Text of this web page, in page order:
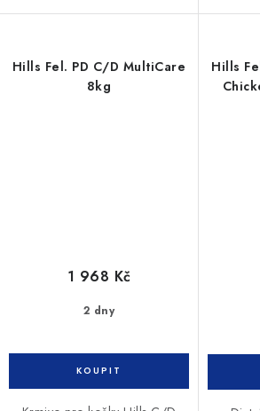
Hills Fel. PD C/D MultiCare
8kg
2 dny
1 968 Kč
Hills